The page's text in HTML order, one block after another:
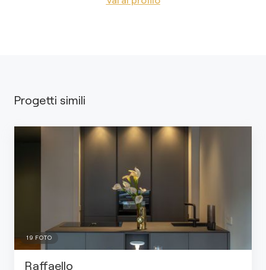
Progetti simili
19 FOTO
Raffaello